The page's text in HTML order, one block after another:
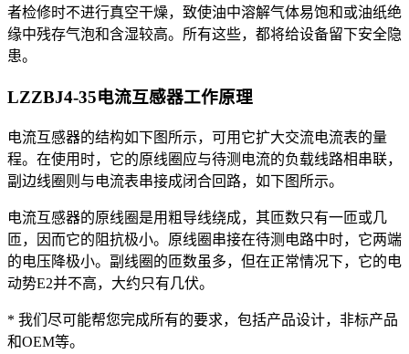
者检修时不进行真空干燥，致使油中溶解气体易饱和或油纸绝
缘中残存气泡和含湿较高。所有这些，都将给设备留下安全隐
患。
LZZBJ4-35电流互感器工作原理
电流互感器的结构如下图所示，可用它扩大交流电流表的量
程。在使用时，它的原线圈应与待测电流的负载线路相串联，
副边线圈则与电流表串接成闭合回路，如下图所示。
电流互感器的原线圈是用粗导线绕成，其匝数只有一匝或几
匝，因而它的阻抗极小。原线圈串接在待测电路中时，它两端
的电压降极小。副线圈的匝数虽多，但在正常情况下，它的电
动势E2并不高，大约只有几伏。
* 我们尽可能帮您完成所有的要求，包括产品设计，非标产品
和OEM等。